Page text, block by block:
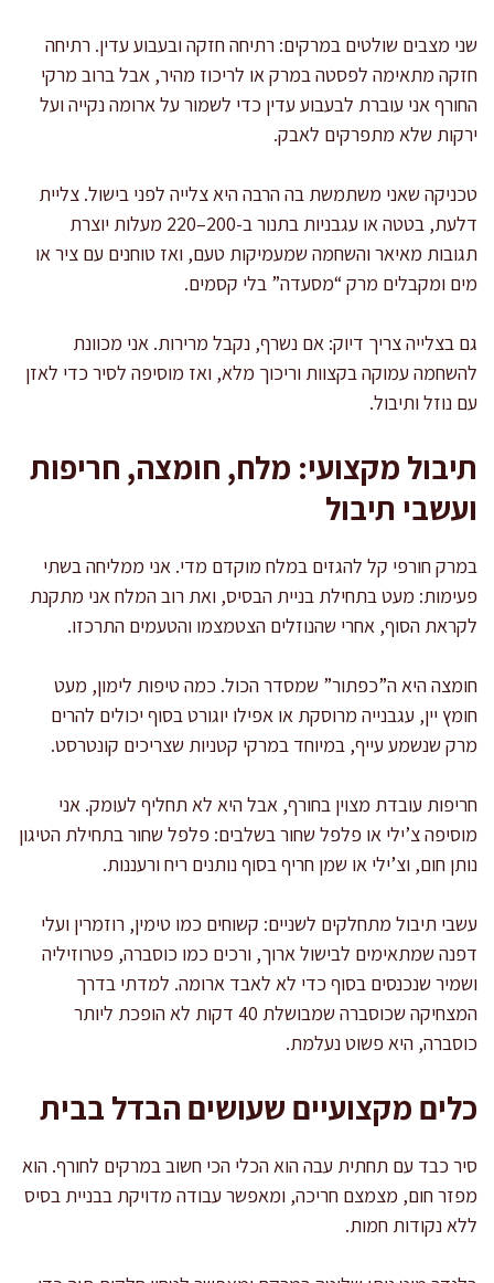
שני מצבים שולטים במרקים: רתיחה חזקה ובעבוע עדין. רתיחה
חזקה מתאימה לפסטה במרק או לריכוז מהיר, אבל ברוב מרקי
החורף אני עוברת לבעבוע עדין כדי לשמור על ארומה נקייה ועל
ירקות שלא מתפרקים לאבק.
טכניקה שאני משתמשת בה הרבה היא צלייה לפני בישול. צליית
דלעת, בטטה או עגבניות בתנור ב-200–220 מעלות יוצרת
תגובות מאיאר והשחמה שמעמיקות טעם, ואז טוחנים עם ציר או
מים ומקבלים מרק “מסעדה” בלי קסמים.
גם בצלייה צריך דיוק: אם נשרף, נקבל מרירות. אני מכוונת
להשחמה עמוקה בקצוות וריכוך מלא, ואז מוסיפה לסיר כדי לאזן
עם נוזל ותיבול.
תיבול מקצועי: מלח, חומצה, חריפות
ועשבי תיבול
במרק חורפי קל להגזים במלח מוקדם מדי. אני ממליחה בשתי
פעימות: מעט בתחילת בניית הבסיס, ואת רוב המלח אני מתקנת
לקראת הסוף, אחרי שהנוזלים הצטמצמו והטעמים התרכזו.
חומצה היא ה”כפתור” שמסדר הכול. כמה טיפות לימון, מעט
חומץ יין, עגבנייה מרוסקת או אפילו יוגורט בסוף יכולים להרים
מרק שנשמע עייף, במיוחד במרקי קטניות שצריכים קונטרסט.
חריפות עובדת מצוין בחורף, אבל היא לא תחליף לעומק. אני
מוסיפה צ’ילי או פלפל שחור בשלבים: פלפל שחור בתחילת הטיגון
נותן חום, וצ’ילי או שמן חריף בסוף נותנים ריח ורעננות.
עשבי תיבול מתחלקים לשניים: קשוחים כמו טימין, רוזמרין ועלי
דפנה שמתאימים לבישול ארוך, ורכים כמו כוסברה, פטרוזיליה
ושמיר שנכנסים בסוף כדי לא לאבד ארומה. למדתי בדרך
המצחיקה שכוסברה שמבושלת 40 דקות לא הופכת ליותר
כוסברה, היא פשוט נעלמת.
כלים מקצועיים שעושים הבדל בבית
סיר כבד עם תחתית עבה הוא הכלי הכי חשוב במרקים לחורף. הוא
מפזר חום, מצמצם חריכה, ומאפשר עבודה מדויקת בבניית בסיס
ללא נקודות חמות.